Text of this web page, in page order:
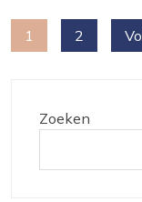
Berichten
1 2
Zoeken